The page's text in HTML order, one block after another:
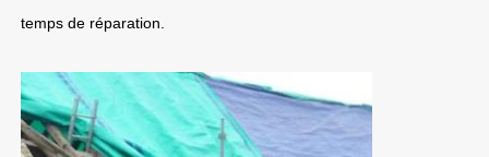
temps de réparation.